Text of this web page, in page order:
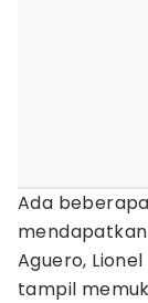
Ada
Aguero,
tampil